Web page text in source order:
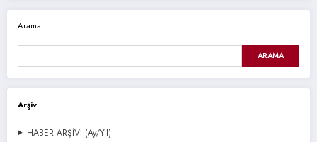
Arama
ARAMA
Arşiv
HABER ARŞİVİ (Ay/Yıl)